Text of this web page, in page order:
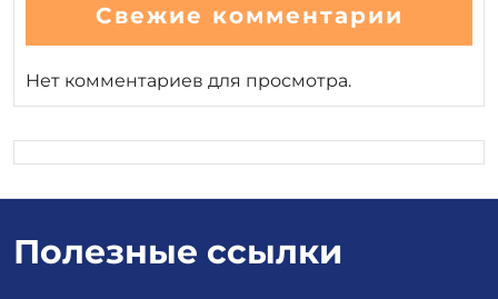
Свежие комментарии
Нет комментариев для просмотра.
Полезные ссылки